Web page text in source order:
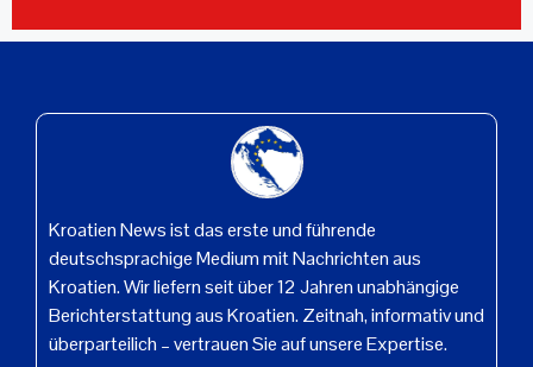
Kroatien News ist das erste und führende
deutschsprachige Medium mit Nachrichten aus
Kroatien. Wir liefern seit über 12 Jahren unabhängige
Berichterstattung aus Kroatien. Zeitnah, informativ und
überparteilich – vertrauen Sie auf unsere Expertise.